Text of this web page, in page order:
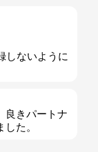
しないように
良きパートナ
た。